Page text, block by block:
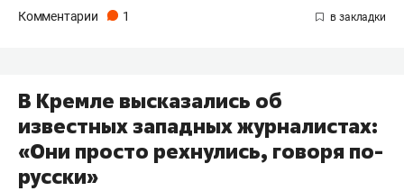
Комментарии 1
В Кремле высказались об
известных западных журналистах:
«Они просто рехнулись, говоря по-
русски»